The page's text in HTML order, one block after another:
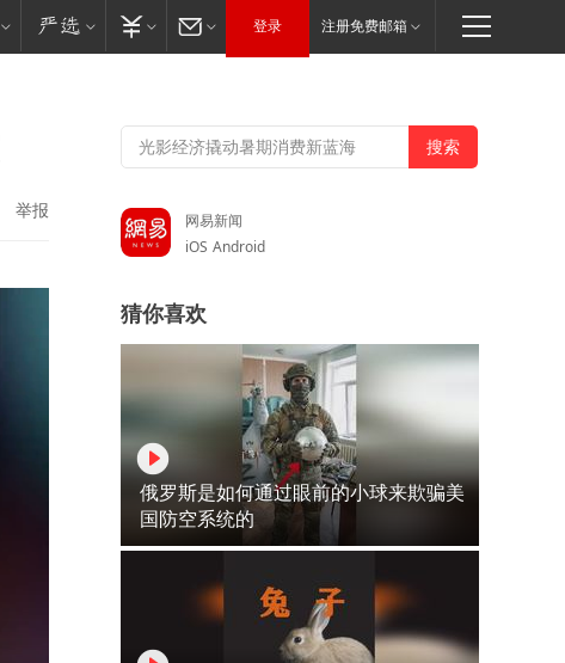
登录 注册免费邮箱
举报
网易新闻
iOS Android
猜你喜欢
俄罗斯是如何通过眼前的小球来欺骗美
国防空系统的